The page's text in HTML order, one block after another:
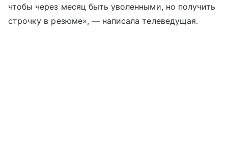
чтобы через месяц быть уволенными, но получить
строчку в резюме», — написала телеведущая.